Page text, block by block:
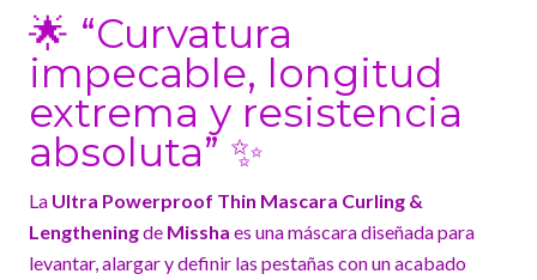
🌟 “Curvatura
impecable, longitud
extrema y resistencia
absoluta” ✨
La Ultra Powerproof Thin Mascara Curling &
Lengtheningde Missha es una máscara diseñada para
levantar, alargar y definir las pestañas con un acabado